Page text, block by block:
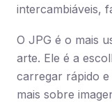
intercambiáveis,
O JPG é o mais
arte. Ele é a
carregar rápido
mais sobre